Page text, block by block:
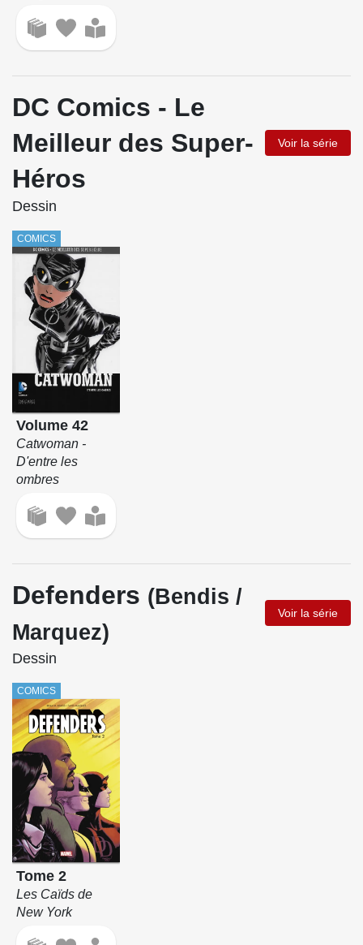
DC Comics - Le
Meilleur des Super-
Héros
Voir la série
Dessin
COMICS
Volume 42
Catwoman -
D'entre les
ombres
Defenders (Bendis /
Marquez)
Voir la série
Dessin
COMICS
Tome 2
Les Caïds de
New York